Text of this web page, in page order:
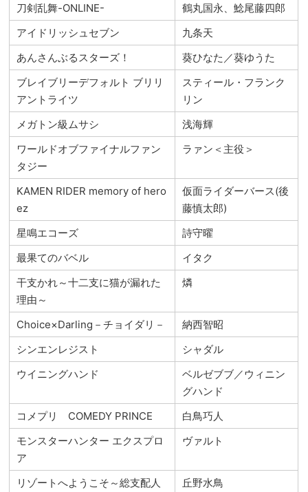
刀剣乱舞-ONLINE-
鶴丸国永、鯰尾藤四郎
アイドリッシュセブン
九条天
あんさんぶるスターズ！
葵ひなた／葵ゆうた
ブレイブリーデフォルト ブリリ
アントライツ
スティール・フランク
リン
メガトン級ムサシ
浅海輝
ワールドオブファイナルファン
タジー
ラァン＜主役＞
KAMEN RIDER memory of hero
ez
仮面ライダーバース(後
藤慎太郎)
星鳴エコーズ
詩守曜
最果てのバベル
イタク
干支かれ～十二支に猫が漏れた
理由～
燐
Choice×Darling－チョイダリ－
納西智昭
シンエンレジスト
シャダル
ウイニングハンド
ベルゼブブ／ウィニン
グハンド
コメプリ COMEDY PRINCE
白鳥巧人
モンスターハンター エクスプロ
ア
ヴァルト
リゾートへようこそ～総支配人
丘野水鳥